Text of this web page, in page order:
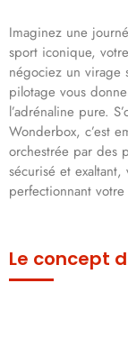
Imaginez une
sport iconique,
négociez un virage
pilotage vous
l’adrénaline pure.
Wonderbox, c’est
orchestrée par des
sécurisé et
perfectionnant
Le concept